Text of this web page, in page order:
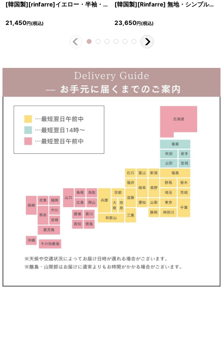
[韓国製][rinfarre]イエロー・半袖・ボタン・タイト・ミディアムドレス・ワンピース[奈月セナ着用][送料無料]
21,450円(税込)
[韓国製][Rinfarre] 無地・シンプル・ サイドスリット・長袖・タイト・ロングドレス[奈月セナ着用]《送料＆代引き手数料無料》
23,650円(税込)